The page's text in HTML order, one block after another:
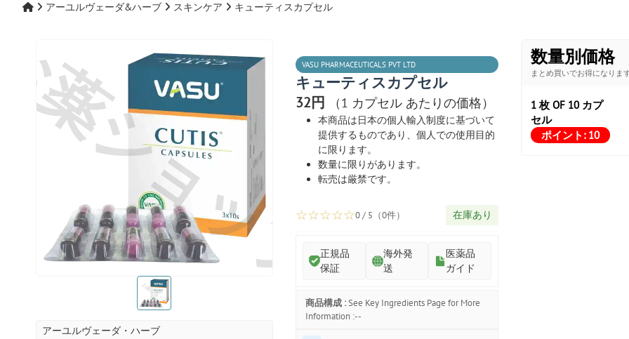
アーユルヴェーダ&ハーブ スキンケア キューティスカプセル
ショップ
お薬ショップ
アーユルヴェーダ・ハーブ
VASU PHARMACEUTICALS PVT LTD
キューティスカプセル
32円 （1 カプセル あたりの価格）
本商品は日本の個人輸入制度に基づいて
提供するものであり、個人での使用目的
に限ります。
数量に限りがあります。
転売は厳禁です。
☆☆☆☆☆0 / 5（0件） 在庫あり
正規品
保証
海外発
送
医薬品
ガイド
商品構成 : See Key Ingredients Page for More
Information :--
数量別価格
まとめ買いでお得になりま
1 枚 OF 10 カプ
セル
ポイント: 10